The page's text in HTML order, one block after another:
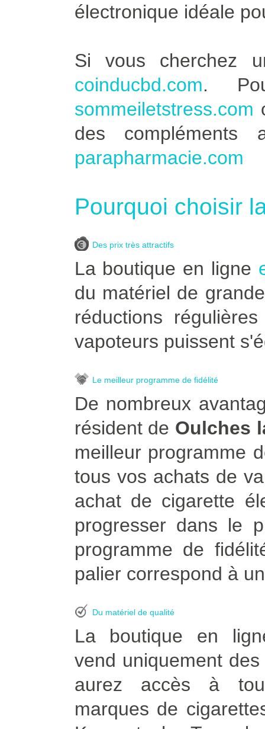
électronique idéale
Si vous cherchez
coinducbd.com.
sommeiletstress.com
des compléments
parapharmacie.com
Pourquoi choisir
Des prix très attractifs
La boutique en ligne
du matériel de
réductions
vapoteurs puissent
Le meilleur programme de fidélité
De nombreux
résident de Oulches
meilleur programme
tous vos achats de
achat de cigarette
progresser dans le
programme de
palier correspond à
Du matériel de qualité
La boutique en
vend uniquement
aurez accès à
marques de